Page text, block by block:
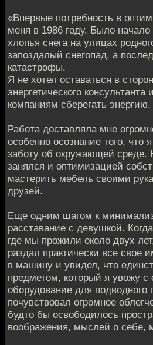
«Впервые потребность в
меня в 1986 году. Было начало
хлопья снега на улицах
запоздалый снегопад, а
катастрофы.
Я не хотел оставаться в
энергетического консультанта
компаниям сберегать энергию.
Работа доставляла мне
особенно осознание того, что
заботу об окружающей среде.
занялся и оптимизацией
мастерить мебель своими
друзей.
Еще одним шагом к
расставание с девушкой.
где мы прожили около двух
раздал практически все свое
в машину и увидел, что
предметом, который я увожу с
оборудование для подводного
почувствовал огромное
будто бы освободилось
воображения, мыслей о себе,